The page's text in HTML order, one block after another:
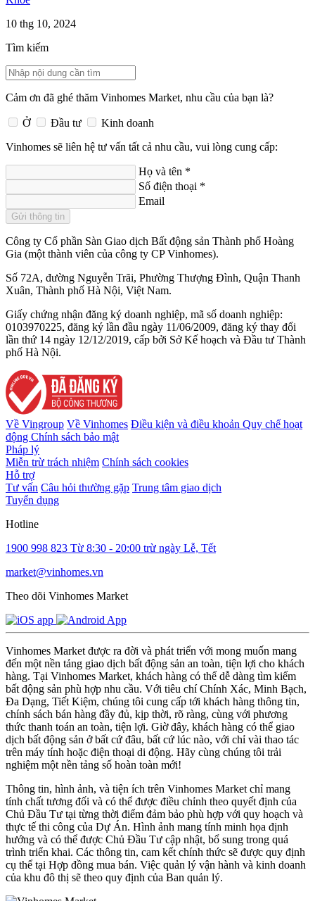
10 thg 10, 2024
Tìm kiếm
Cảm ơn đã ghé thăm Vinhomes Market, nhu cầu của bạn là?
Ở Đầu tư
Kinh doanh
Vinhomes sẽ liên hệ tư vấn tất cả nhu cầu, vui lòng cung cấp:
Họ và tên *
Số điện thoại *
Email
Gửi thông tin
Công ty Cổ phần Sàn Giao dịch Bất động sản Thành phố Hoàng
Gia (một thành viên của công ty CP Vinhomes).
Số 72A, đường Nguyễn Trãi, Phường Thượng Đình, Quận Thanh
Xuân, Thành phố Hà Nội, Việt Nam.
Giấy chứng nhận đăng ký doanh nghiệp, mã số doanh nghiệp:
0103970225, đăng ký lần đầu ngày 11/06/2009, đăng ký thay đổi
lần thứ 14 ngày 12/12/2019, cấp bởi Sở Kế hoạch và Đầu tư Thành
phố Hà Nội.
Về Vingroup Về Vinhomes Điều kiện và điều khoản Quy chế hoạt
động Chính sách bảo mật
Pháp lý
Miễn trừ trách nhiệm Chính sách cookies
Hỗ trợ
Tư vấn Câu hỏi thường gặp Trung tâm giao dịch
Tuyển dụng
Hotline
1900 998 823 Từ 8:30 - 20:00 trừ ngày Lễ, Tết
market@vinhomes.vn
Theo dõi Vinhomes Market
Vinhomes Market được ra đời và phát triển với mong muốn mang
đến một nền tảng giao dịch bất động sản an toàn, tiện lợi cho khách
hàng. Tại Vinhomes Market, khách hàng có thể dễ dàng tìm kiếm
bất động sản phù hợp nhu cầu. Với tiêu chí Chính Xác, Minh Bạch,
Đa Dạng, Tiết Kiệm, chúng tôi cung cấp tới khách hàng thông tin,
chính sách bán hàng đầy đủ, kịp thời, rõ ràng, cùng với phương
thức thanh toán an toàn, tiện lợi. Giờ đây, khách hàng có thể giao
dịch bất động sản ở bất cứ đâu, bất cứ lúc nào, với chỉ vài thao tác
trên máy tính hoặc điện thoại di động. Hãy cùng chúng tôi trải
nghiệm một nền tảng số hoàn toàn mới!
Thông tin, hình ảnh, và tiện ích trên Vinhomes Market chỉ mang
tính chất tương đối và có thể được điều chỉnh theo quyết định của
Chủ Đầu Tư tại từng thời điểm đảm bảo phù hợp với quy hoạch và
thực tế thi công của Dự Án. Hình ảnh mang tính minh họa định
hướng và có thể được Chủ Đầu Tư cập nhật, bổ sung trong quá
trình triển khai. Các thông tin, cam kết chính thức sẽ được quy định
cụ thể tại Hợp đồng mua bán. Việc quản lý vận hành và kinh doanh
của khu đô thị sẽ theo quy định của Ban quản lý.